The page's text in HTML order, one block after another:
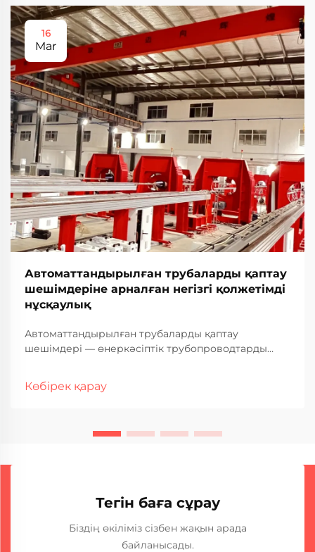
16
Mar
Автоматтандырылған трубаларды қаптау
шешімдеріне арналған негізгі қолжетімді
нұсқаулық
Автоматтандырылған трубаларды қаптау
шешімдері — өнеркәсіптік трубопроводтарды
қарағанда жоғары дәлдік, тиімділік және
Көбірек қарау
Тегін баға сұрау
Біздің өкіліміз сізбен жақын арада
байланысады.